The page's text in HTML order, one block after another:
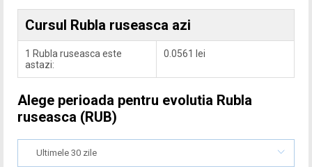
Cursul Rubla ruseasca azi
1 Rubla ruseasca este
astazi:
0.0561 lei
Alege perioada pentru evolutia Rubla
ruseasca (RUB)
Ultimele 30 zile